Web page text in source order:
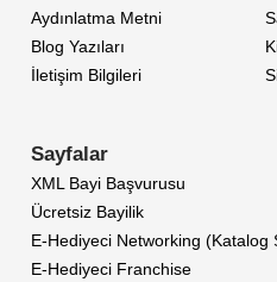
Aydınlatma Metni
Blog Yazıları
İletişim Bilgileri
Sayfalar
XML Bayi Başvurusu
Ücretsiz Bayilik
E-Hediyeci Networking (Katalog
E-Hediyeci Franchise